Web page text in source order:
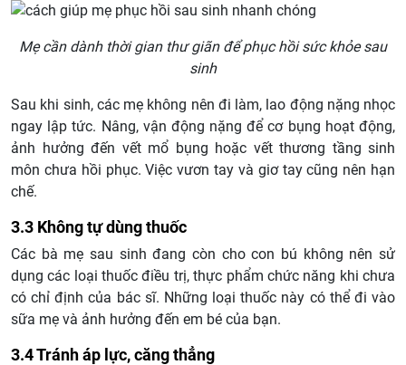
Mẹ cần dành thời gian thư giãn để phục hồi sức khỏe sau
sinh
Sau khi sinh, các mẹ không nên đi làm, lao động nặng nhọc
ngay lập tức. Nâng, vận động nặng để cơ bụng hoạt động,
ảnh hưởng đến vết mổ bụng hoặc vết thương tầng sinh
môn chưa hồi phục. Việc vươn tay và giơ tay cũng nên hạn
chế.
3.3 Không tự dùng thuốc
Các bà mẹ sau sinh đang còn cho con bú không nên sử
dụng các loại thuốc điều trị, thực phẩm chức năng khi chưa
có chỉ định của bác sĩ. Những loại thuốc này có thể đi vào
sữa mẹ và ảnh hưởng đến em bé của bạn.
3.4 Tránh áp lực, căng thẳng